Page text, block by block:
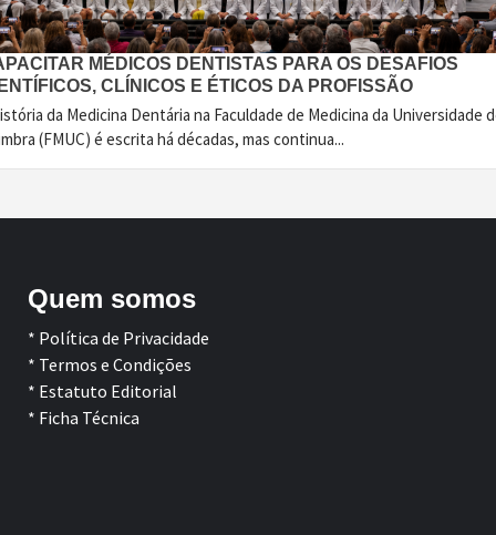
MÉDICOS DENTISTAS PARA OS DESAFIOS
CLÍNICOS E ÉTICOS DA PROFISSÃO
da Medicina Dentária na Faculdade de Medicina da Universidade
(FMUC) é escrita há décadas, mas continua...
Quem somos
* Política de Privacidade
* Termos e Condições
* Estatuto Editorial
* Ficha Técnica